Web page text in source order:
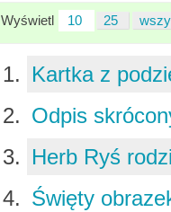
Wyświetl 10 25
Kartka z
Odpis
Herb Ryś
Święty